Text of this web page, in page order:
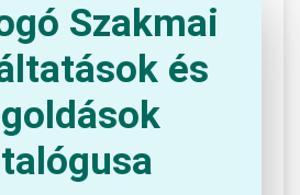
Szakmai
és